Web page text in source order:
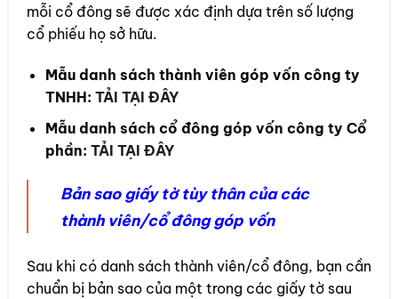
mỗi cổ đông sẽ được xác định dựa trên số lượng
cổ phiếu họ sở hữu.
Mẫu danh sách thành viên góp vốn công ty
TNHH: TẢI TẠI ĐÂY
Mẫu danh sách cổ đông góp vốn công ty Cổ
phần: TẢI TẠI ĐÂY
Bản sao giấy tờ tùy thân của các
thành viên/cổ đông góp vốn
Sau khi có danh sách thành viên/cổ đông, bạn cần
chuẩn bị bản sao của một trong các giấy tờ sau